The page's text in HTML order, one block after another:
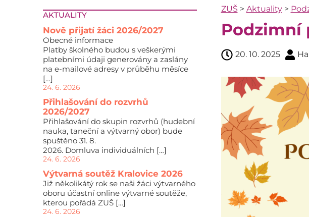
AKTUALITY
Nově přijatí žáci 2026/2027
Obecné informace
Platby školného budou s veškerými
platebními údaji generovány a zaslány
na e-mailové adresy v průběhu měsíce
[…]
24. 6. 2026
Přihlašování do rozvrhů
2026/2027
Přihlašování do skupin rozvrhů (hudební
nauka, taneční a výtvarný obor) bude
spuštěno 31. 8.
2026. Domluva individuálních […]
24. 6. 2026
Výtvarná soutěž Kralovice 2026
Již několikátý rok se naši žáci výtvarného
oboru účastní online výtvarné soutěže,
kterou pořádá ZUŠ […]
24. 6. 2026
ZUŠ > Aktuality>
Podzimní
20. 10. 2025